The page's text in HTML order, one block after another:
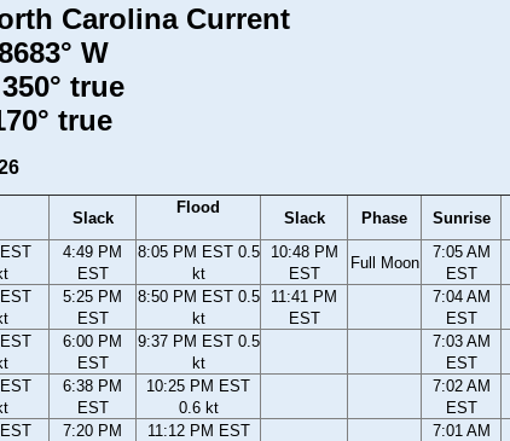
Carolina Current
W
true
true
Slack
Flood
Slack Phase Sunrise
4:49 PM
EST
8:05 PM EST 0.5
kt
10:48 PM
EST
Full Moon
7:05 AM
EST
5:25 PM
EST
8:50 PM EST 0.5
kt
11:41 PM
EST
7:04 AM
EST
6:00 PM
EST
9:37 PM EST 0.5
kt
7:03 AM
EST
6:38 PM
EST
10:25 PM EST
0.6 kt
7:02 AM
EST
7:20 PM
11:12 PM EST
7:01 AM